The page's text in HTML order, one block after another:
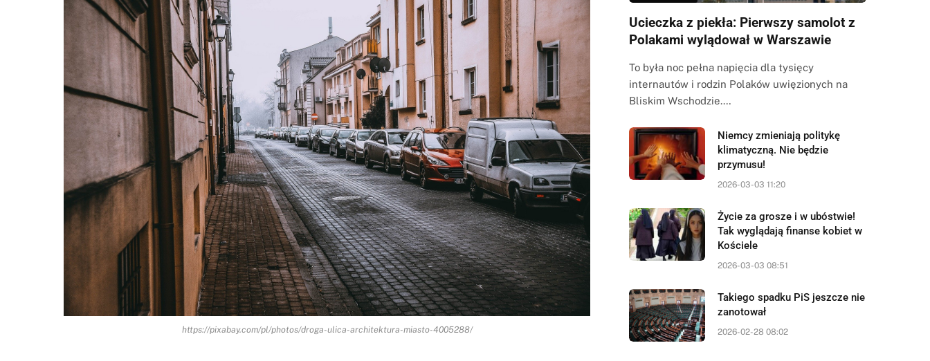
https://pixabay.com/pl/photos/droga-ulica-architektura-miasto-4005288/
Ucieczka z piekła: Pierwszy samolot z
Polakami wylądował w Warszawie
To była noc pełna napięcia dla tysięcy
internautów i rodzin Polaków uwięzionych na
Bliskim Wschodzie.…
Niemcy zmieniają politykę
klimatyczną. Nie będzie
przymusu!
2026-03-03 11:20
Życie za grosze i w ubóstwie!
Tak wyglądają finanse kobiet w
Kościele
2026-03-03 08:51
Takiego spadku PiS jeszcze nie
zanotował
2026-02-28 08:02